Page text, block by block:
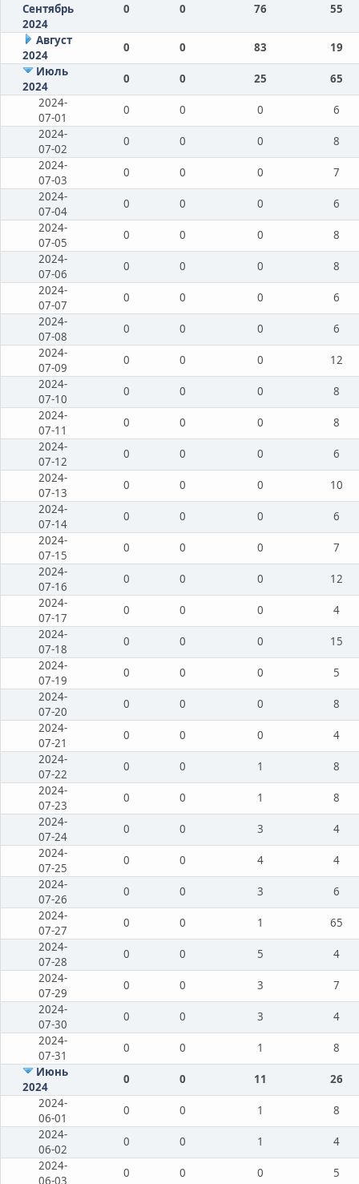
Сентябрь
2024
0 0 76 55
Август
2024
0 0 83
19
Июль
2024
0 0 25
65
2024-
07-01
0 0 0
6
2024-
07-02
0 0 0
8
2024-
07-03
0 0 0
7
2024-
07-04
0 0 0
6
2024-
07-05
0 0 0
8
2024-
07-06
0 0 0
8
2024-
07-07
0 0 0
6
2024-
07-08
0 0 0
6
2024-
07-09
0 0 0
12
2024-
07-10
0 0 0
8
2024-
07-11
0 0 0
8
2024-
07-12
0 0 0
6
2024-
07-13
0 0 0
10
2024-
07-14
0 0 0
6
2024-
07-15
0 0 0
7
2024-
07-16
0 0 0
12
2024-
07-17
0 0 0
4
2024-
07-18
0 0 0
15
2024-
07-19
0 0 0
5
2024-
07-20
0 0 0
8
2024-
07-21
0 0 0
4
2024-
07-22
0 0 1
8
2024-
07-23
0 0 1
8
2024-
07-24
0 0 3
4
2024-
07-25
0 0 4
4
2024-
07-26
0 0 3
6
2024-
07-27
0 0 1
65
2024-
07-28
0 0 5
4
2024-
07-29
0 0 3
7
2024-
07-30
0 0 3
4
2024-
07-31
0 0 1
8
Июнь
2024
0 0 11
26
2024-
06-01
0 0 1
8
2024-
06-02
0 0 1
4
2024-
06-03
0 0 0 5